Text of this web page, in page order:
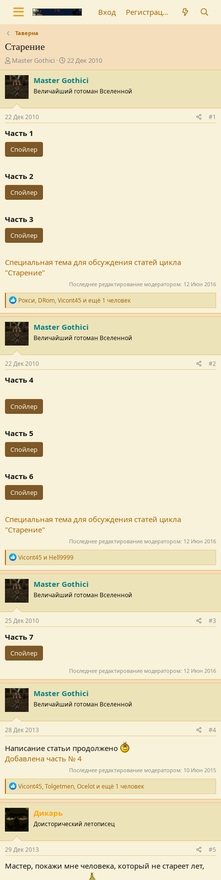
Вход Регистрация
Таверна
Старение
А
в
т
о
р
т
м
ы
Master Gothici
Д
а
т
а
н
а
22 Дек 2010
Master Gothici
Величайший готоман Вселенной
22 Дек 2010 #1
Часть 1
Спойлер
Часть 2
Спойлер
Часть 3
Спойлер
Специальная тема для обсуждения статей цикла
"Старение"
Последнее редактирование модератором: 12 Июн 2016
Р
е
п
у
т
а
ц
и
и
:
Рокси, DRom,Vicont45 и ещё 1 человек
Master Gothici
Величайший готоман Вселенной
22 Дек 2010 #2
Часть 4
Спойлер
Часть 5
Спойлер
Часть 6
Спойлер
Специальная тема для обсуждения статей цикла
"Старение"
Последнее редактирование модератором: 12 Июн 2016
Р
е
п
у
т
а
ц
и
и
:
Vicont45 и Hell9999
Master Gothici
Величайший готоман Вселенной
25 Дек 2010 #3
Часть 7
Спойлер
Последнее редактирование модератором: 12 Июн 2016
Master Gothici
Величайший готоман Вселенной
28 Дек 2013 #4
Написание статьи продолжено
Добавлена часть № 4
Последнее редактирование модератором: 10 Июн 2015
Р
е
п
у
т
ц
и
и
:
Vicont45,Tolgetmen,Ocelot и ещё 1 человек
Дикарь
Доисторический летописец
29 Дек 2013 #5
Мастер, покажи мне человека, который не стареет лет,